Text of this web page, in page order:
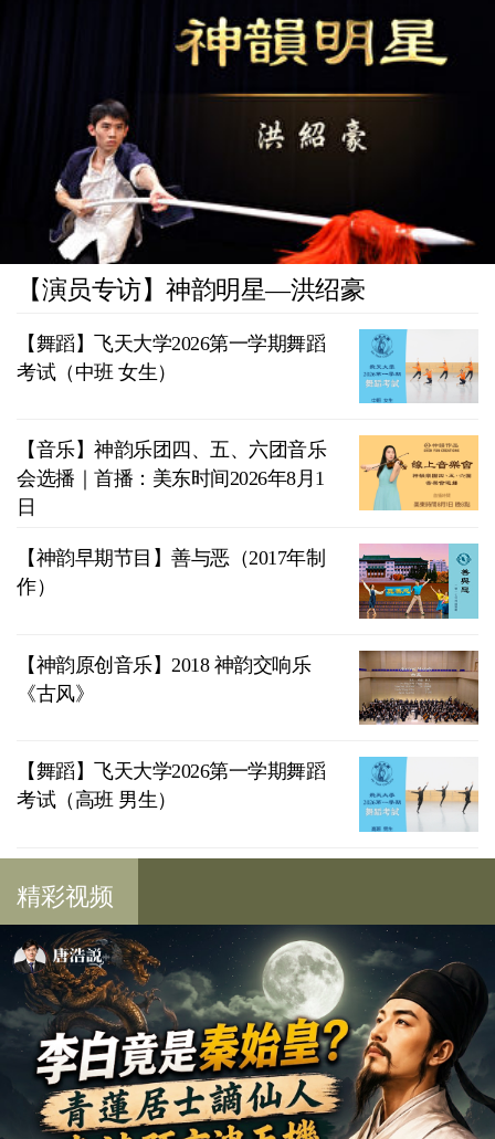
【演员专访】神韵明星—洪绍豪
【舞蹈】飞天大学2026第一学期舞蹈
考试（中班 女生）
【音乐】神韵乐团四、五、六团音乐
会选播｜首播：美东时间2026年8月1
日
【神韵早期节目】善与恶（2017年制
作）
【神韵原创音乐】2018 神韵交响乐
《古风》
【舞蹈】飞天大学2026第一学期舞蹈
考试（高班 男生）
精彩视频